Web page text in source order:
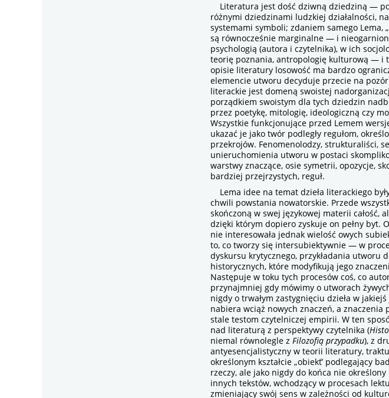
Literatura jest dość dziwną dziedziną —
różnymi dziedzinami ludzkiej działalności,
systemami symboli; zdaniem samego Lema,
są równocześnie marginalne — i
psychologią (autora i czytelnika), w ich
teorię poznania, antropologię kulturową — i
opisie literatury losowość ma bardzo
elemencie utworu decyduje przecie na
literackie jest domeną swoistej
porządkiem swoistym dla tych dziedzin
przez poetykę, mitologię, ideologiczną czy
Wszystkie funkcjonujące przed Lemem
ukazać je jako twór podległy regułom,
przekrojów. Fenomenolodzy, strukturaliści,
unieruchomienia utworu w postaci
warstwy znaczące, osie symetrii, opozycje,
bardziej przejrzystych, reguł.
Lema idee na temat dzieła literackiego
chwili powstania nowatorskie. Przede
skończoną w swej językowej materii całość,
dzięki którym dopiero zyskuje on pełny byt.
nie interesowała jednak wielość owych
to, co tworzy się intersubiektywnie — w
dyskursu krytycznego, przykładania utworu
historycznych, które modyfikują jego
Następuje w toku tych procesów coś, co
przynajmniej gdy mówimy o utworach
nigdy o trwałym zastygnięciu dzieła w
nabiera wciąż nowych znaczeń, a znaczenia
stale testom czytelniczej empirii. W ten
nad literaturą z perspektywy czytelnika (
niemal równolegle zFilozofią przypadku), z
antyesencjalistyczny w teorii literatury,
określonym kształcie „obiekť’ podlegający
rzeczy, ale jako nigdy do końca nie
innych tekstów, wchodzący w procesach
zmieniający swój sens w zależności od